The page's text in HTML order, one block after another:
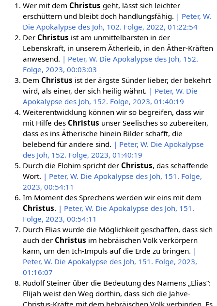
Wer mit dem Christus geht, lässt sich leichter
erschüttern und bleibt doch handlungsfähig. | Peter, W.
Die Apokalypse des Joh, 102. Folge, 2022, 01:22:54
Der Christus ist am unmittelbarsten in der
Lebenskraft, in unserem Ätherleib, in den Äther-Kräften
anwesend. | Peter, W. Die Apokalypse des Joh, 152.
Folge, 2023, 00:03:03
Dem Christus ist der ärgste Sünder lieber, der bekehrt
wird, als einer, der sich heilig wähnt. | Peter, W. Die
Apokalypse des Joh, 152. Folge, 2023, 01:40:19
Weiterentwicklung können wir so begreifen, dass wir
mit Hilfe des Christus unser Seelisches so zubereiten,
dass es ins Ätherische hinein Bilder schafft, die
belebend für andere sind. | Peter, W. Die Apokalypse
des Joh, 152. Folge, 2023, 01:40:19
Durch die Elohim spricht der Christus, das schaffende
Wort. | Peter, W. Die Apokalypse des Joh, 151. Folge,
2023, 00:54:11
Im Moment des Sprechens werden wir eins mit dem
Christus. | Peter, W. Die Apokalypse des Joh, 151.
Folge, 2023, 00:54:11
Durch Elias wurde die Möglichkeit geschaffen, dass sich
auch der Christus im hebräischen Volk verkörpern
kann, um den Ich-Impuls auf die Erde zu bringen. |
Peter, W. Die Apokalypse des Joh, 151. Folge, 2023,
01:16:07
Rudolf Steiner über die Bedeutung des Namens „Elias“:
Elijah weist den Weg dorthin, dass sich die Jahve-